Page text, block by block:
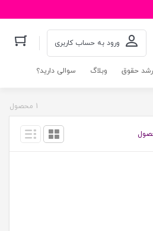
ورود به حساب کاربری
حقوق وبلاگ سوالی دارید؟
1 محصول